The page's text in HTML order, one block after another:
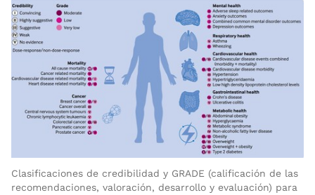
Clasificaciones de credibilidad y GRADE (calificación de las
recomendaciones, valoración, desarrollo y evaluación) para